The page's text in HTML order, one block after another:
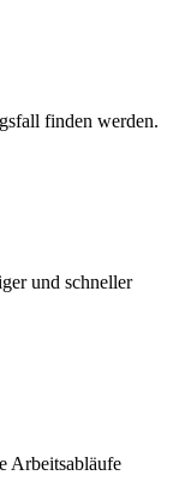
finden werden.
und schneller
Arbeitsabläufe